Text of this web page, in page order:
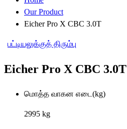
Our Product
Eicher Pro X CBC 3.0T
பட்டியலுக்குத் திரும்பு
Eicher Pro X CBC 3.0T
மொத்த வாகன எடை(kg)
2995 kg